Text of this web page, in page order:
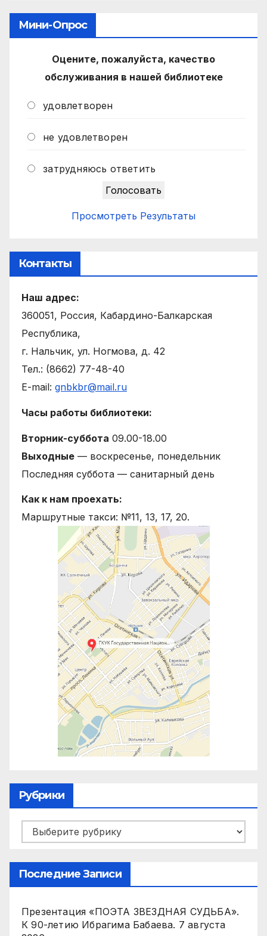
Мини-Опрос
Оцените, пожалуйста, качество
обслуживания в нашей библиотеке
удовлетворен
не удовлетворен
затрудняюсь ответить
Просмотреть Результаты
Контакты
Наш адрес:
360051, Россия, Кабардино-Балкарская
Республика,
г. Нальчик, ул. Ногмова, д. 42
Тел.: (8662) 77-48-40
E-mail: gnbkbr@mail.ru
Часы работы библиотеки:
Вторник-суббота 09.00-18.00
Выходные — воскресенье, понедельник
Последняя суббота — санитарный день
Как к нам проехать:
Маршрутные такси: №11, 13, 17, 20.
Рубрики
Рубрики
Последние Записи
Презентация «ПОЭТА ЗВЕЗДНАЯ СУДЬБА».
К 90-летию Ибрагима Бабаева. 7 августа